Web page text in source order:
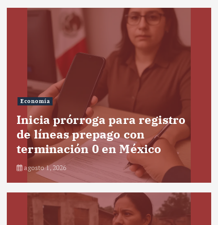
Economía
Inicia prórroga para registro
de líneas prepago con
terminación 0 en México
agosto 1, 2026